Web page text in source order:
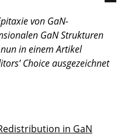
von GaN-
GaN Strukturen
in einem Artikel
Choice ausgezeichnet
in GaN